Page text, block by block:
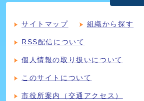
サイトマップ 組織から探す
RSS配信について
個人情報の取り扱いについて
このサイトについて
市役所案内（交通アクセス）